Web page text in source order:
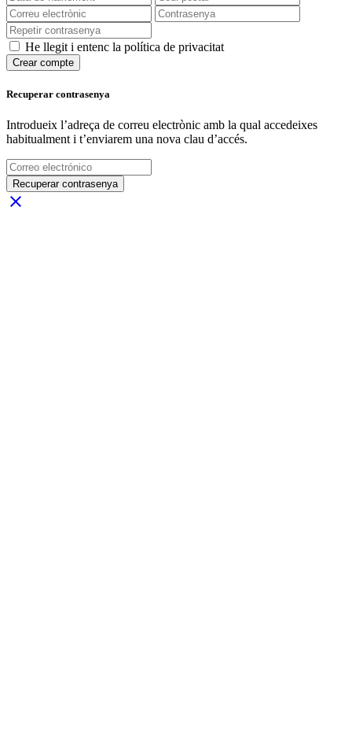
He llegit i entenc la política de privacitat
Crear compte
Recuperar contrasenya
Introdueix l’adreça de correu electrònic amb la qual accedeixes
habitualment i t’enviarem una nova clau d’accés.
Recuperar contrasenya
close